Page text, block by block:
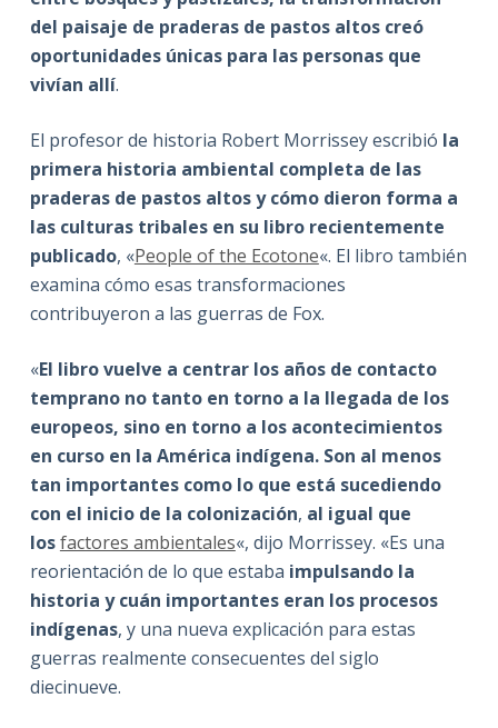
del paisaje de praderas de pastos altos creó
oportunidades únicas para las personas que
vivían allí.
El profesor de historia Robert Morrissey escribió la
primera historia ambiental completa de las
praderas de pastos altos y cómo dieron forma a
las culturas tribales en su libro recientemente
publicado, «People of the Ecotone«. El libro también
examina cómo esas transformaciones
contribuyeron a las guerras de Fox.
«El libro vuelve a centrar los años de contacto
temprano no tanto en torno a la llegada de los
europeos, sino en torno a los acontecimientos
en curso en la América indígena. Son al menos
tan importantes como lo que está sucediendo
con el inicio de la colonización, al igual que
losfactores ambientales«, dijo Morrissey. «Es una
reorientación de lo que estaba impulsando la
historia y cuán importantes eran los procesos
indígenas, y una nueva explicación para estas
guerras realmente consecuentes del siglo
diecinueve.